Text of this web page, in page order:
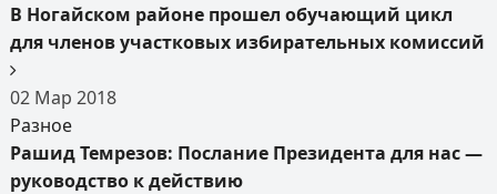
В Ногайском районе прошел обучающий цикл
для членов участковых избирательных комиссий
02 Мар 2018
Разное
Рашид Темрезов: Послание Президента для нас —
руководство к действию